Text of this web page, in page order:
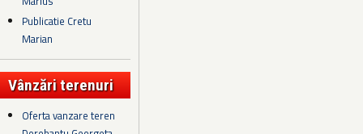
Publicatie Cretu
Marian
Vânzări terenuri
Oferta vanzare teren